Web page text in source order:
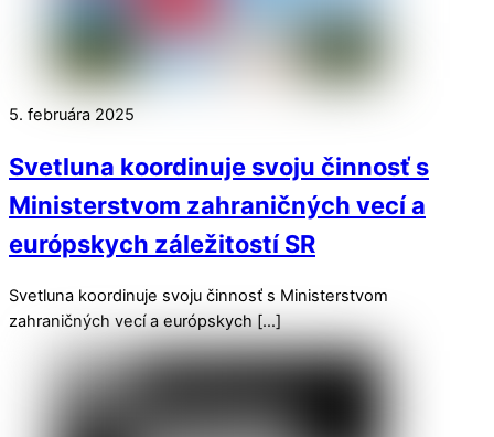
5. februára 2025
Svetluna koordinuje svoju činnosť s
Ministerstvom zahraničných vecí a
európskych záležitostí SR
Svetluna koordinuje svoju činnosť s Ministerstvom
zahraničných vecí a európskych […]